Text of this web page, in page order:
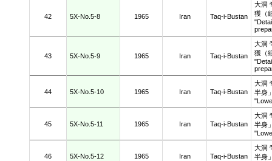
42 5X-No.5-8 1965 Iran Taq-i-Bustan
大洞
獲（
43 5X-No.5-9 1965 Iran Taq-i-Bustan
大洞
獲（
44 5X-No.5-10 1965 Iran Taq-i-Bustan
大洞
半身
45 5X-No.5-11 1965 Iran Taq-i-Bustan
大洞
半身
46 5X-No.5-12 1965 Iran Taq-i-Bustan
大洞
半身